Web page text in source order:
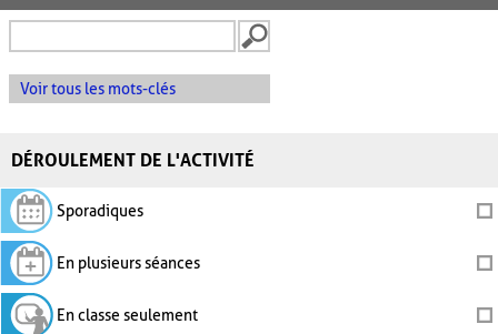
Voir tous les mots-clés
DÉROULEMENT DE L'ACTIVITÉ
Sporadiques
En plusieurs séances
En classe seulement